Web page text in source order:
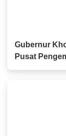
Gubernur
Pusat
OLIVIA XI